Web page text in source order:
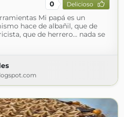
0 Delicioso
Mi papá es un
hace de albañil, que de
que de herrero... nada se